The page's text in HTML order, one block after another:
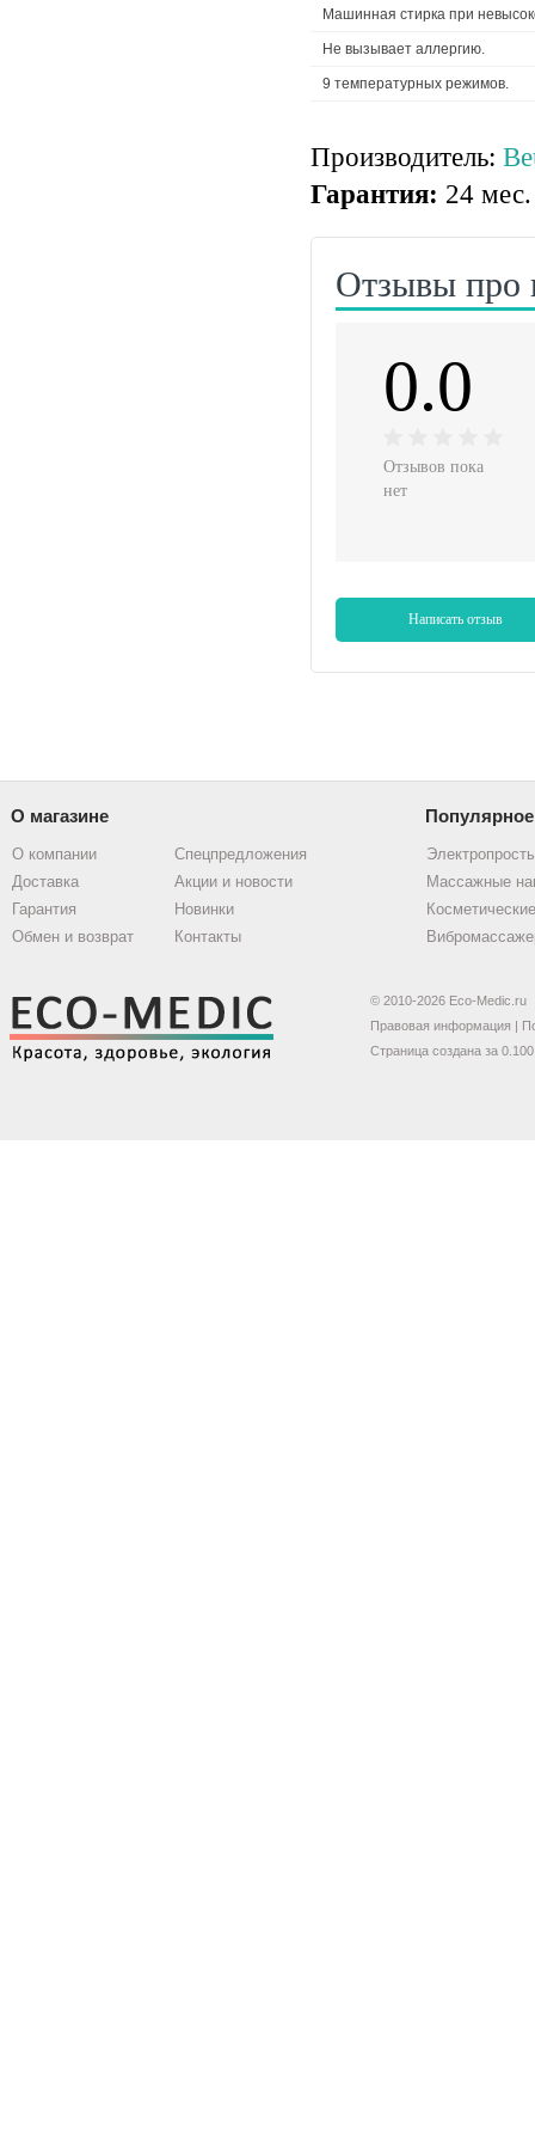
Машинная стирка при
Не вызывает аллергию.
9 температурных режимов.
Производитель:
Гарантия: 24 мес.
Отзывы про
0.0
Отзывов пока
нет
Написать отзыв
О магазине Популярное
О компании
Доставка
Гарантия
Обмен и возврат
Спецпредложения
Акции и новости
Новинки
Контакты
Массажные
© 2010-2026 Eco-Medic.ru
Правовая информация |
Страница создана за